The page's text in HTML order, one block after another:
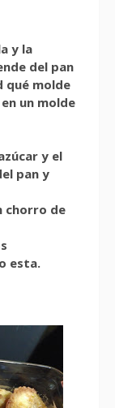
y la
del pan
qué molde
un molde
y el
pan y
chorro de
esta.